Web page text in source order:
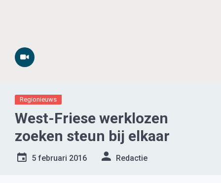
Regionieuws
West-Friese werklozen
zoeken steun bij elkaar
5 februari 2016 Redactie